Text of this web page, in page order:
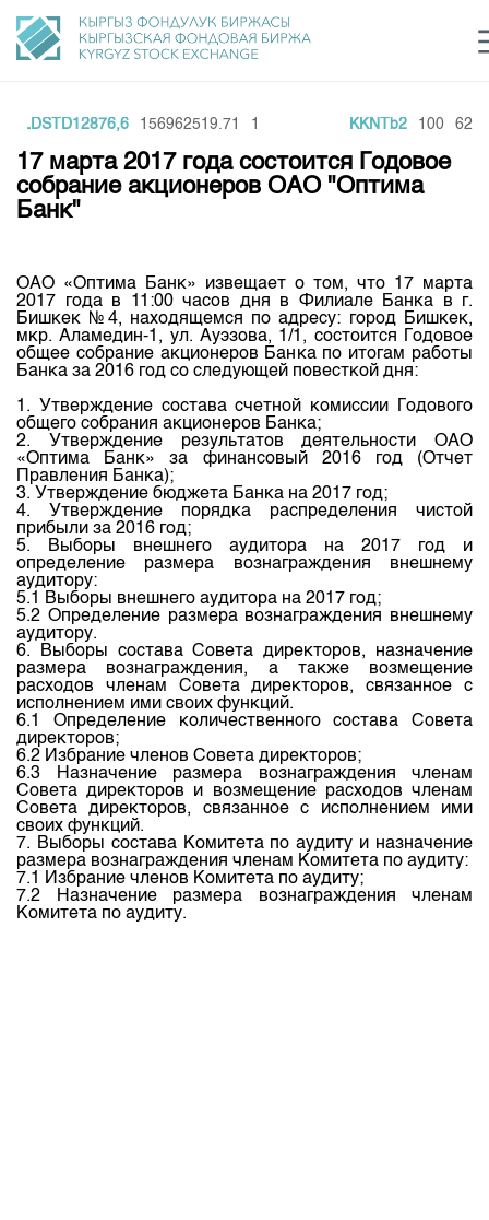
Финансовый рынок KG login Рус Кыр Eng
О нас
Общая информация
Акционеры
Руководство
Внутренний аудитор
Комитеты
Участники торгов
Наши партнеры
Cтратегия развития
Корпоративные документы
Контакты
Направления
Товарно-сырьевой сектор
Листинг
Центр раскрытия информации
Тарифы
Аналитика
Финансовый рынок KG
Пресс-клуб
25 лет ЗАО КФБ
Нормативная база
Биржевая деятельность
Депозитарная деятельность
Центр раскрытия информации
Статистика торгов
Итоги последних торгов
Архив торгов
Индекс и Капитализация
Котировки по ЦБ
Котировки по драг. металлам
Расписание аукционов по ГЦБ
Результаты аукционов ГЦБ
Объем ГЦБ в обращении
Результаты аукционов по депозитам
Учебный центр
Общая информация
План работы на год
156962519.71 1 KKNTb2 100 6210
17 марта 2017 года состоится Годовое
собрание акционеров ОАО "Оптима
Банк"
ОАО «Оптима Банк» извещает о том, что 17 марта
2017 года в 11:00 часов дня в Филиале Банка в г.
Бишкек №4, находящемся по адресу: город Бишкек,
мкр. Аламедин-1, ул. Ауэзова, 1/1, состоится Годовое
общее собрание акционеров Банка по итогам работы
Банка за 2016 год со следующей повесткой дня:
1. Утверждение состава счетной комиссии Годового
общего собрания акционеров Банка;
2. Утверждение результатов деятельности ОАО
«Оптима Банк» за финансовый 2016 год (Отчет
Правления Банка);
3. Утверждение бюджета Банка на 2017 год;
4. Утверждение порядка распределения чистой
прибыли за 2016 год;
5. Выборы внешнего аудитора на 2017 год и
определение размера вознаграждения внешнему
аудитору:
5.1 Выборы внешнего аудитора на 2017 год;
5.2 Определение размера вознаграждения внешнему
аудитору.
6. Выборы состава Совета директоров, назначение
размера вознаграждения, а также возмещение
расходов членам Совета директоров, связанное с
исполнением ими своих функций.
6.1 Определение количественного состава Совета
директоров;
6.2 Избрание членов Совета директоров;
6.3 Назначение размера вознаграждения членам
Совета директоров и возмещение расходов членам
Совета директоров, связанное с исполнением ими
своих функций.
7. Выборы состава Комитета по аудиту и назначение
размера вознаграждения членам Комитета по аудиту:
7.1 Избрание членов Комитета по аудиту;
7.2 Назначение размера вознаграждения членам
Комитета по аудиту.